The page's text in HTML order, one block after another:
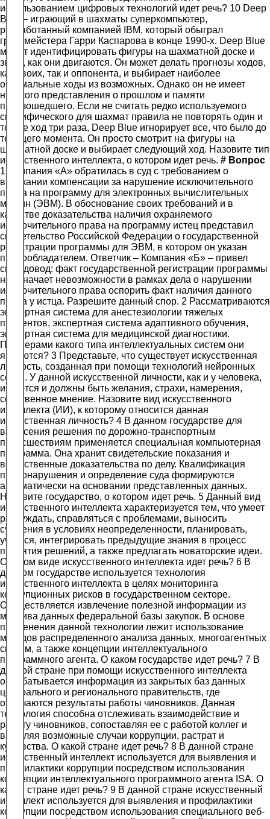
использованием цифровых технологий идет речь? 10 Deep
Blue – играющий в шахматы суперкомпьютер,
разработанный компанией IBM, который обыграл
гроссмейстера Гарри Каспарова в конце 1990-х. Deep Blue
может идентифицировать фигуры на шахматной доске и
знает, как они двигаются. Он может делать прогнозы ходов,
как своих, так и оппонента, и выбирает наиболее
оптимальные ходы из возможных. Однако он не имеет
никакого представления о прошлом и памяти
произошедшего. Если не считать редко используемого
специфического для шахмат правила не повторять один и
тот же ход три раза, Deep Blue игнорирует все, что было до
текущего момента. Он просто смотрит на фигуры на
шахматной доске и выбирает следующий ход. Назовите тип
искусственного интеллекта, о котором идет речь. # Вопрос
1 Компания «А» обратилась в суд с требованием о
взыскании компенсации за нарушение исключительного
права на программу для электронных вычислительных
машин (ЭВМ). В обоснование своих требований и в
качестве доказательства наличия охраняемого
исключительного права на программу истец представил
свидетельство Российской Федерации о государственной
регистрации программы для ЭВМ, в котором он указан
правообладателем. Ответчик – Компания «Б» – привел
свой довод: факт государственной регистрации программы
не означает невозможности в рамках дела о нарушении
исключительного права оспорить факт наличия данного
права у истца. Разрешите данный спор. 2 Рассматриваются
экспертная система для анестезиологии тяжелых
пациентов, экспертная система адаптивного обучения,
экспертная система для медицинской диагностики.
Примерами какого типа интеллектуальных систем они
являются? 3 Представьте, что существует искусственная
личность, созданная при помощи технологий нейронных
сетей. У данной искусственной личности, как и у человека,
имеются и должны быть желания, страхи, намерения,
собственное мнение. Назовите вид искусственного
интеллекта (ИИ), к которому относится данная
искусственная личность? 4 В данном государстве для
вынесения решения по дорожно-транспортным
происшествиям применяется специальная компьютерная
программа. Она хранит свидетельские показания и
вещественные доказательства по делу. Квалификация
правонарушения и определение суда формируются
автоматически на основании представленных данных.
Назовите государство, о котором идет речь. 5 Данный вид
искусственного интеллекта характеризуется тем, что умеет
рассуждать, справляться с проблемами, выносить
суждения в условиях неопределенности, планировать,
учиться, интегрировать предыдущие знания в процесс
принятия решений, а также предлагать новаторские идеи.
О каком виде искусственного интеллекта идет речь? 6 В
данном государстве используется технология
искусственного интеллекта в целях мониторинга
коррупционных рисков в государственном секторе.
Осуществляется извлечение полезной информации из
массива данных федеральной базы закупок. В основе
применения данной технологии лежит использование
методов распределенного анализа данных, многоагентных
систем, а также концепции интеллектуального
программного агента. О каком государстве идет речь? 7 В
данной стране при помощи искусственного интеллекта
обрабатывается информация из закрытых баз данных
центрального и регионального правительств, где
отмечаются результаты работы чиновников. Данная
технология способна отслеживать взаимодействие и
работу чиновников, сопоставляя ее с работой коллег и
выявляя возможные случаи коррупции, растрат и
кумовства. О какой стране идет речь? 8 В данной стране
искусственный интеллект используется для выявления и
профилактики коррупции посредством использования
концепции интеллектуального программного агента ISA. О
какой стране идет речь? 9 В данной стране искусственный
интеллект используется для выявления и профилактики
коррупции посредством использования специального веб-